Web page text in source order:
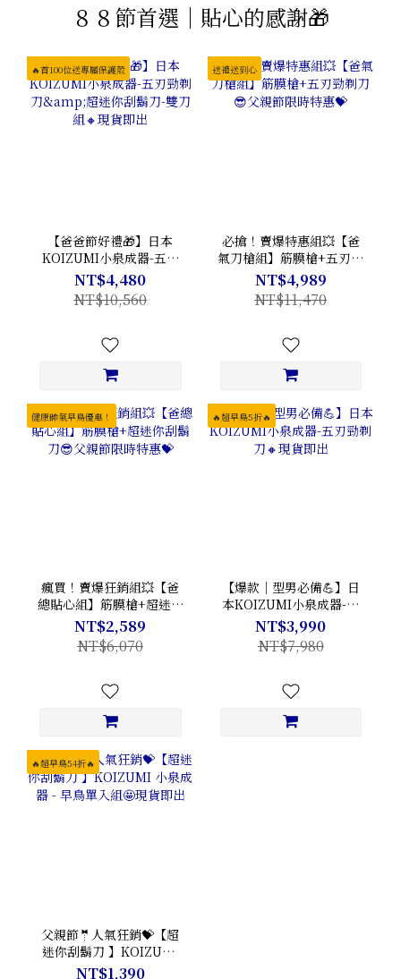
８８節首選｜貼心的感謝🎁
🔥首100位送專屬保護殼
【爸爸節好禮🎁】日本
KOIZUMI小泉成器-五刃
勁剃刀&超迷你刮鬍刀-雙
刀組🔸現貨即出
NT$4,480
NT$10,560
送禮送到心
必搶！賣爆特惠組💥【爸
氣刀槍組】筋膜槍+五刃勁
剃刀😎父親節限時特惠💝
NT$4,989
NT$11,470
健康帥氣早鳥優惠！
瘋買！賣爆狂銷組💥【爸
總貼心組】筋膜槍+超迷你
刮鬍刀😎父親節限時特惠
💝
NT$2,589
NT$6,070
🔥超早鳥5折🔥
【爆款｜型男必備💪】日
本KOIZUMI小泉成器-五
刃勁剃刀🔸現貨即出
NT$3,990
NT$7,980
🔥超早鳥54折🔥
父親節🤵人氣狂銷💝【超
迷你刮鬍刀 】KOIZUMI
小泉成器 - 早鳥單入組🤩
NT$1,390